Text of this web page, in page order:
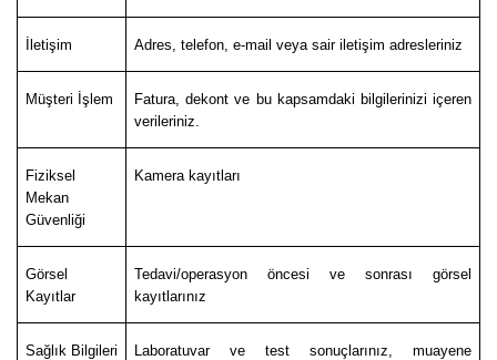
İletişim Adres, telefon, e-mail veya sair iletişim adresleriniz
Müşteri İşlem
Fatura, dekont ve bu kapsamdaki bilgilerinizi içeren
verileriniz.
Fiziksel
Mekan
Güvenliği
Kamera kayıtları
Görsel
Kayıtlar
Tedavi/operasyon öncesi ve sonrası görsel
kayıtlarınız
Sağlık Bilgileri
Laboratuvar ve test sonuçlarınız, muayene